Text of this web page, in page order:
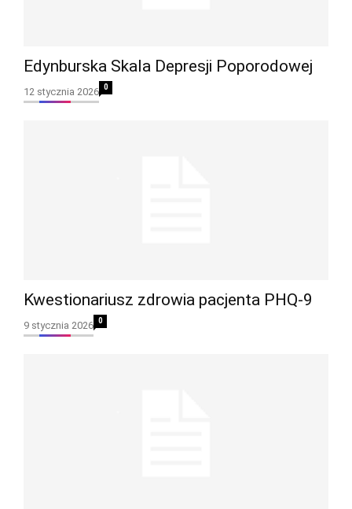
Edynburska Skala Depresji Poporodowej
12 stycznia 2026 0
Kwestionariusz zdrowia pacjenta PHQ-9
9 stycznia 2026 0